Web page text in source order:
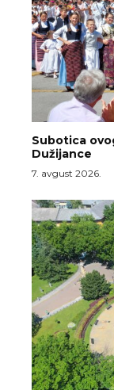
Subotica
Dužijance
7. avgust 2026.